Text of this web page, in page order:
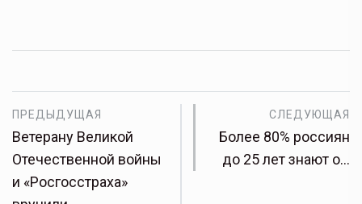
ПРЕДЫДУЩАЯ
Ветерану Великой
Отечественной войны
и «Росгосстраха»
СЛЕДУЮЩАЯ
Более 80% россиян
до 25 лет знают о…